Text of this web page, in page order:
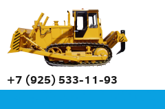
+7 (925) 533-11-93